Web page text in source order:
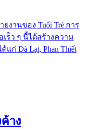
งานของ Tuổi Trẻ การ
ร็ว ๆ นี้ได้สร้างความ
ก่ Đà Lạt, Phan Thiết
าง